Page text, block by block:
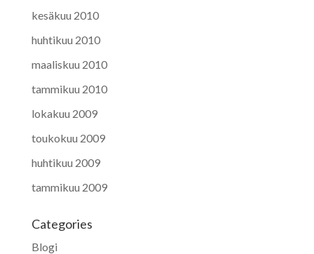
kesäkuu 2010
huhtikuu 2010
maaliskuu 2010
tammikuu 2010
lokakuu 2009
toukokuu 2009
huhtikuu 2009
tammikuu 2009
Categories
Blogi